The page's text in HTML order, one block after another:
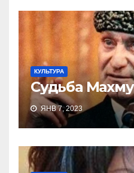
КУЛЬТУРА
Судьба
ЯНВ 7, 2023